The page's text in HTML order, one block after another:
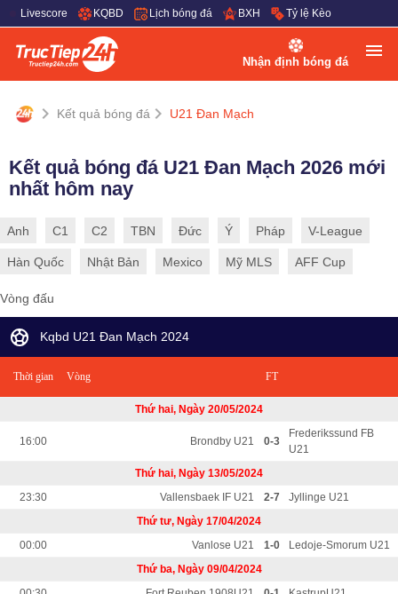
Livescore KQBD Lịch bóng đá BXH Tỷ lệ Kèo
Nhận định bóng đá
Kết quả bóng đá U21 Đan Mạch
Kết quả bóng đá U21 Đan Mạch 2026 mới
nhất hôm nay
Anh C1 C2 TBN Đức Ý Pháp V-League
Hàn Quốc Nhật Bản Mexico Mỹ MLS AFF Cup
Vòng đấu
Kqbd U21 Đan Mạch 2024
Thời gian Vòng FT
Thứ hai, Ngày 20/05/2024
16:00 Brondby U21 0-3
Frederikssund FB
U21
Thứ hai, Ngày 13/05/2024
23:30
Vallensbaek IF U21 2-7
Jyllinge U21
Thứ tư, Ngày 17/04/2024
00:00
Vanlose U21 1-0
Ledoje-Smorum U21
Thứ ba, Ngày 09/04/2024